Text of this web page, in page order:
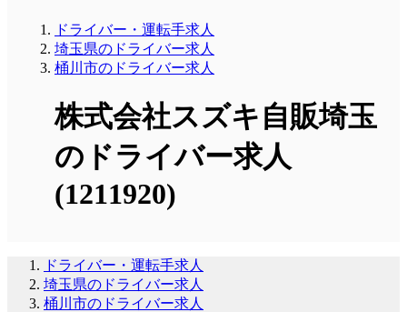
ドライバー・運転手求人
埼玉県のドライバー求人
桶川市のドライバー求人
株式会社スズキ自販埼玉
のドライバー求人
(1211920)
ドライバー・運転手求人
埼玉県のドライバー求人
桶川市のドライバー求人